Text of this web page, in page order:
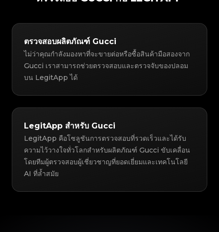
ตรวจสอบผลิตภัณฑ์ Gucci
ไม่ว่าคุณกำลังมองหาที่จะขายต่อหรือซื้อสินค้ามือสองจาก
Gucci เราสามารถช่วยตรวจสอบและตรวจจับของปลอม
บน LegitApp ได้
LegitApp สำหรับ Gucci
LegitApp คือโซลูชันการตรวจสอบที่รวดเร็วและได้รับ
ความไว้วางใจทั่วโลกสำหรับผลิตภัณฑ์ Gucci ขับเคลื่อน
โดยทีมผู้ตรวจสอบผู้เชี่ยวชาญที่ยอดเยี่ยมและเทคโนโลยี
AI ที่ล้ำสมัย